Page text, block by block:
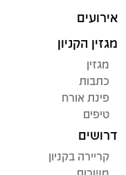
אירועים
מגזין הקניון
מגזין
כתבות
פינת אורח
טיפים
דרושים
קריירה בקניון